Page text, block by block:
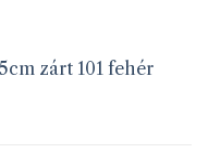
zárt 101 fehér